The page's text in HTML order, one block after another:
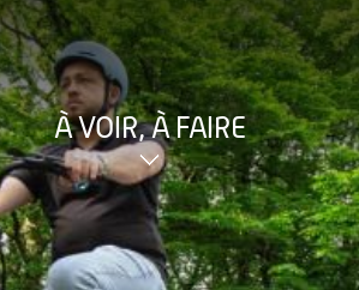
À VOIR, À FAIRE